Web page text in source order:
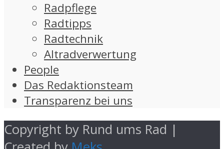
Radpflege
Radtipps
Radtechnik
Altradverwertung
People
Das Redaktionsteam
Transparenz bei uns
Copyright by Rund ums Rad |